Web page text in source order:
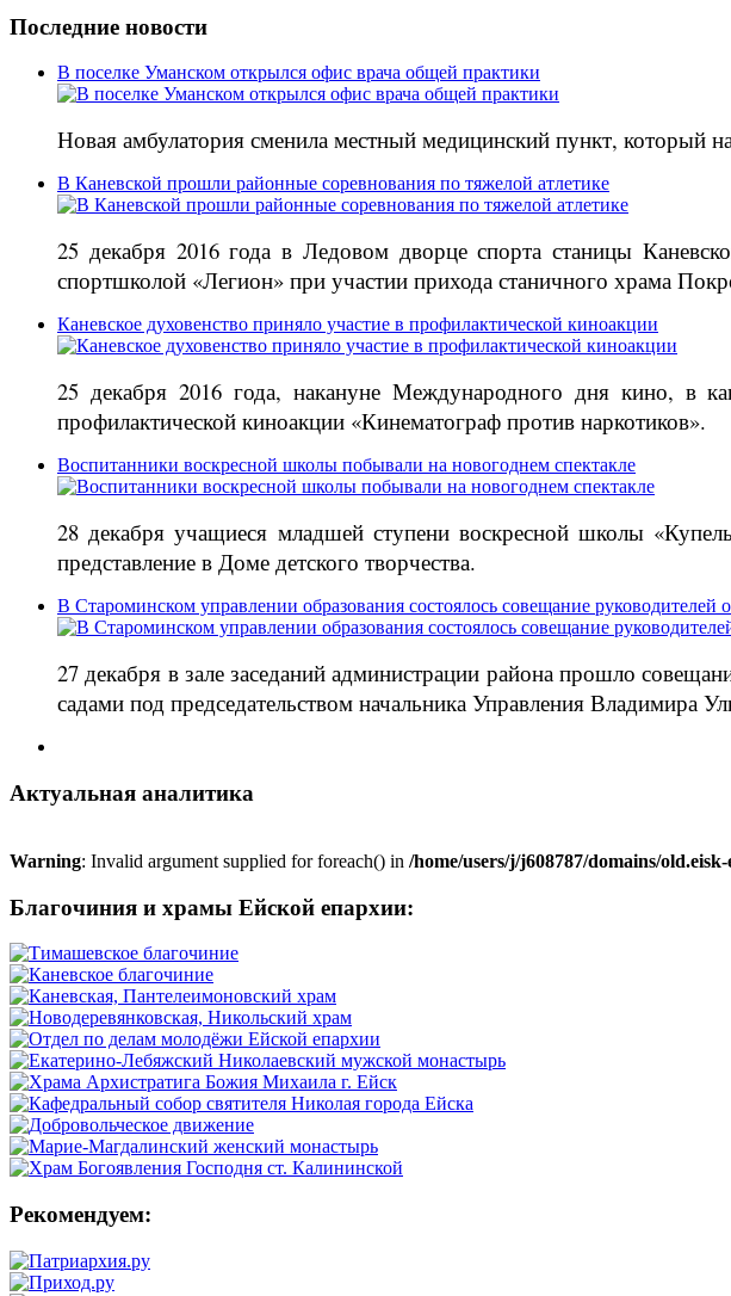
Последние новости
В поселке Уманском открылся офис врача общей практики
Новая амбулатория сменила местный медицинский пункт, который
В Каневской прошли районные соревнования по тяжелой атлетике
25 декабря 2016 года в Ледовом дворце спорта станицы
спортшколой «Легион» при участии прихода станичного храма
Каневское духовенство приняло участие в профилактической киноакции
25 декабря 2016 года, накануне Международного дня кино, в
профилактической киноакции «Кинематограф против наркотиков».
Воспитанники воскресной школы побывали на новогоднем спектакле
28 декабря учащиеся младшей ступени воскресной школы
представление в Доме детского творчества.
В Староминском управлении образования состоялось совещание руководителей
27 декабря в зале заседаний администрации района прошло
садами под председательством начальника Управления Владимира
Актуальная аналитика
Warning: Invalid argument supplied for foreach() in /home/users/j/j608787/domains/
Благочиния и храмы Ейской епархии:
Рекомендуем: